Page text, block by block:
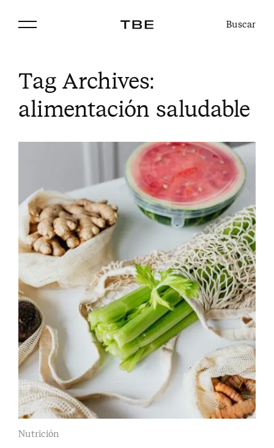
Buscar
Tag Archives:
alimentación saludable
Nutrición